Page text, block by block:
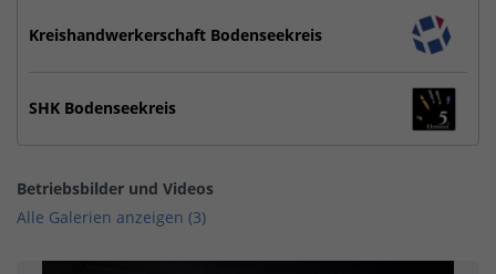
Kreishandwerkerschaft Bodenseekreis
SHK Bodenseekreis
Betriebsbilder und Videos
Alle Galerien anzeigen (3)